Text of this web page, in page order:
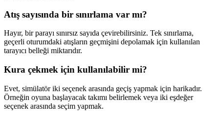
Atış sayısında bir sınırlama var mı?
Hayır, bir parayı sınırsız sayıda çevirebilirsiniz. Tek sınırlama,
geçerli oturumdaki atışların geçmişini depolamak için kullanılan
tarayıcı belleği miktarıdır.
Kura çekmek için kullanılabilir mi?
Evet, simülatör iki seçenek arasında geçiş yapmak için harikadır.
Örneğin oyuna başlayacak takımı belirlemek veya iki eşdeğer
seçenek arasında seçim yapmak.